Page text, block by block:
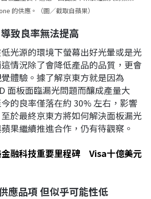
的供應。（圖／截取自蘋果）
導致良率無法提高
低光源的環境下螢幕出好光暈或是光
情況除了會降低產品的品質，更會
體驗。據了解京東方就是因為
面板面臨漏光問題而釀成產量大
的良率僅落在約 30% 左右，影響
於最終京東方將如何解決面板漏光
果繼續推進合作，仍有待觀察。
融科技重要里程碑 Visa十億美元
應品項但似乎可能性低